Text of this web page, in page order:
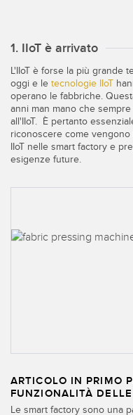
Sensori multiraggio e
Sensori di monitoraggio
Sensori di monitoraggio
Sensori di vibrazioni
ACCESSORI
Convertitori
Software per sensori di
LINK CORRELATI
Lavaggio
IO-Link
1. IIoT è arrivato
L'IIoT è forse la più grande
oggi e le tecnologie IIoT
operano le fabbriche.
anni man mano che
all'IIoT. È pertanto
riconoscere come
IIoT nelle smart factory e
esigenze future.
ARTICOLO IN PRIMO
FUNZIONALITÀ
Le smart factory sono una